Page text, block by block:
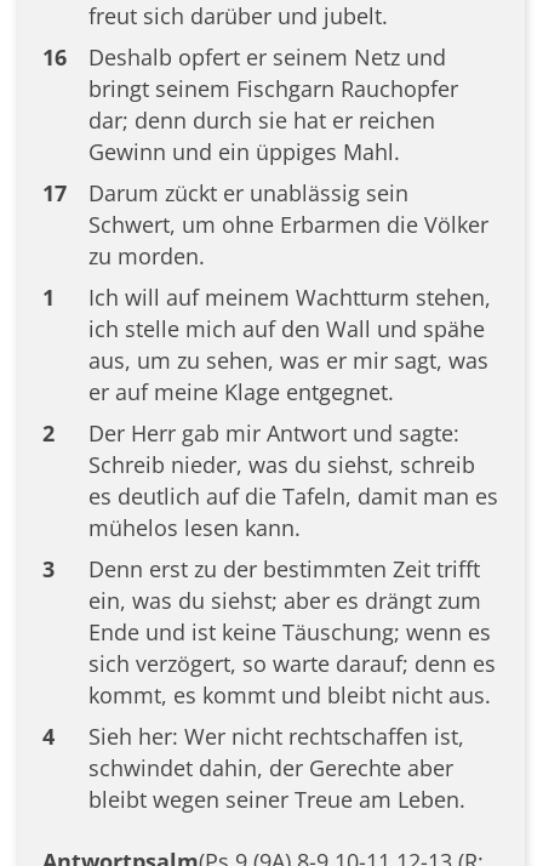
freut sich darüber und jubelt.
16
Deshalb opfert er seinem Netz und
bringt seinem Fischgarn Rauchopfer
dar; denn durch sie hat er reichen
Gewinn und ein üppiges Mahl.
17
Darum zückt er unablässig sein
Schwert, um ohne Erbarmen die Völker
zu morden.
1
Ich will auf meinem Wachtturm stehen,
ich stelle mich auf den Wall und spähe
aus, um zu sehen, was er mir sagt, was
er auf meine Klage entgegnet.
2
Der Herr gab mir Antwort und sagte:
Schreib nieder, was du siehst, schreib
es deutlich auf die Tafeln, damit man es
mühelos lesen kann.
3
Denn erst zu der bestimmten Zeit trifft
ein, was du siehst; aber es drängt zum
Ende und ist keine Täuschung; wenn es
sich verzögert, so warte darauf; denn es
kommt, es kommt und bleibt nicht aus.
4
Sieh her: Wer nicht rechtschaffen ist,
schwindet dahin, der Gerechte aber
bleibt wegen seiner Treue am Leben.